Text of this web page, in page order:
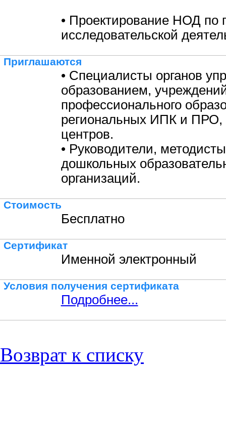
• Проектирование НОД по
исследовательской
Приглашаются
• Специалисты органов
образованием,
профессионального
региональных ИПК и ПРО,
центров.
• Руководители,
дошкольных
организаций.
Стоимость
Бесплатно
Сертификат
Именной электронный
Условия получения сертификата
Подробнее...
Возврат к списку